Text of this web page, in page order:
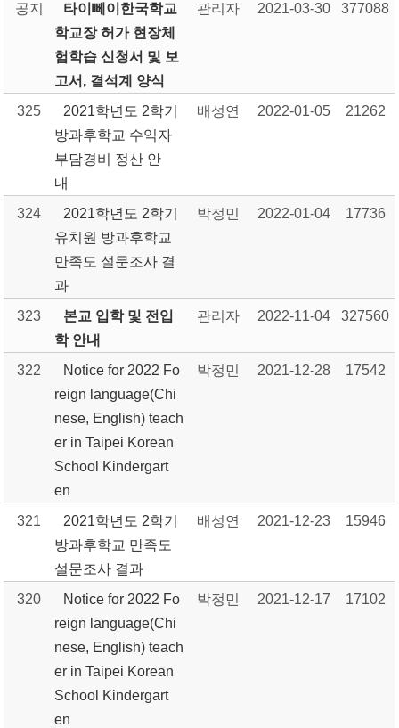
공지
타이뻬이한국학교
학교장 허가 현장체
험학습 신청서 및 보
고서, 결석계 양식
관리자 2021-03-30 377088
325
2021학년도 2학기
방과후학교 수익자
부담경비 정산 안
내
배성연 2022-01-05 21262
324
2021학년도 2학기
유치원 방과후학교
만족도 설문조사 결
과
박정민 2022-01-04 17736
323
본교 입학 및 전입
학 안내
관리자 2022-11-04 327560
322
Notice for 2022 Fo
reign language(Chi
nese, English) teach
er in Taipei Korean
School Kindergart
en
박정민 2021-12-28 17542
321
2021학년도 2학기
방과후학교 만족도
설문조사 결과
배성연 2021-12-23 15946
320
Notice for 2022 Fo
reign language(Chi
nese, English) teach
er in Taipei Korean
School Kindergart
en
박정민 2021-12-17 17102